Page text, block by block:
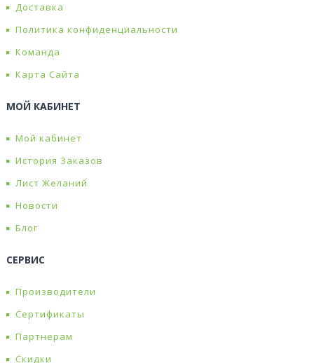
Доставка
Политика конфиденциальности
Команда
Карта Сайта
МОЙ КАБИНЕТ
Мой кабинет
История Заказов
Лист Желаний
Новости
Блог
СЕРВИС
Производители
Сертификаты
Партнерам
Скидки